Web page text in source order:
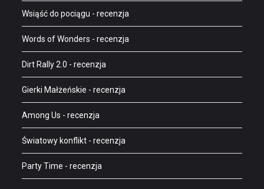
Wsiąść do pociągu - recenzja
Words of Wonders - recenzja
Dirt Rally 2.0 - recenzja
Gierki Małżeńskie - recenzja
Among Us - recenzja
Światowy konflikt - recenzja
Party Time - recenzja